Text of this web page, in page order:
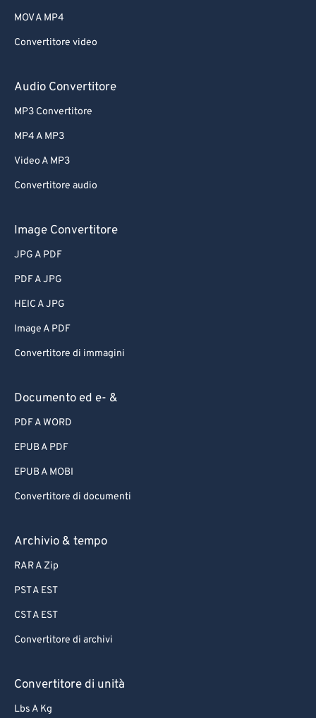
MOV A MP4
Convertitore video
Audio Convertitore
MP3 Convertitore
MP4 A MP3
Video A MP3
Convertitore audio
Image Convertitore
JPG A PDF
PDF A JPG
HEIC A JPG
Image A PDF
Convertitore di immagini
Documento ed e- &
PDF A WORD
EPUB A PDF
EPUB A MOBI
Convertitore di documenti
Archivio & tempo
RAR A Zip
PST A EST
CST A EST
Convertitore di archivi
Convertitore di unità
Lbs A Kg